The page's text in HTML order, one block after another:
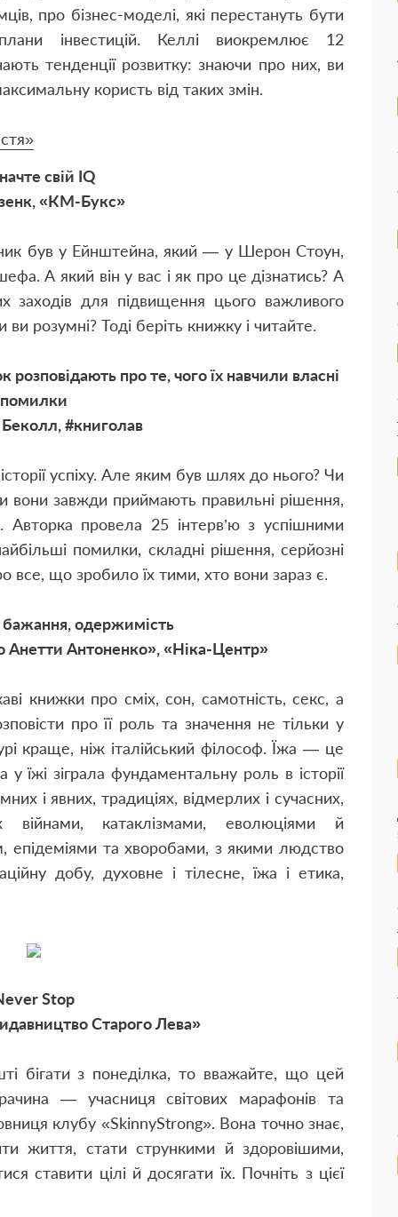
про бізнес-моделі, які перестануть бути
інвестицій. Келлі виокремлює 12
тенденції розвитку: знаючи про них, ви
користь від таких змін.
свій IQ
«КМ-Букс»
був у Ейнштейна, який — у Шерон Стоун,
А який він у вас і як про це дізнатись? А
заходів для підвищення цього важливого
ви розумні? Тоді беріть книжку і читайте.
про те, чого їх навчили власні
помилки
#книголав
успіху. Але яким був шлях до нього? Чи
вони завжди приймають правильні рішення,
провела 25 інтерв’ю з успішними
помилки, складні рішення, серйозні
все, що зробило їх тими, хто вони зараз є.
бажання, одержимість
Анетти Антоненко», «Ніка-Центр»
книжки про сміх, сон, самотність, секс, а
про її роль та значення не тільки у
краще, ніж італійський філософ. Їжа — це
їжі зіграла фундаментальну роль в історії
і явних, традиціях, відмерлих і сучасних,
війнами, катаклізмами, еволюціями й
епідеміями та хворобами, з якими людство
добу, духовне і тілесне, їжа і етика,
Stop
Старого Лева»
бігати з понеділка, то вважайте, що цей
— учасниця світових марафонів та
клубу «SkinnyStrong». Вона точно знає,
життя, стати стрункими й здоровішими,
ставити цілі й досягати їх. Почніть з цієї